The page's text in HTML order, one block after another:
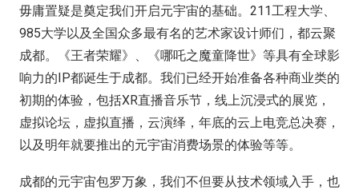
毋庸置疑是奠定我们开启元宇宙的基础。211工程大学、
985大学以及全国众多最有名的艺术家设计师们，都云聚
成都。《王者荣耀》、《哪吒之魔童降世》等具有全球影
响力的IP都诞生于成都。我们已经开始准备各种商业类的
初期的体验，包括XR直播音乐节，线上沉浸式的展览，
虚拟论坛，虚拟直播，云演绎，年底的云上电竞总决赛，
以及明年就要推出的元宇宙消费场景的体验等等。
成都的元宇宙包罗万象，我们不但要从技术领域入手，也